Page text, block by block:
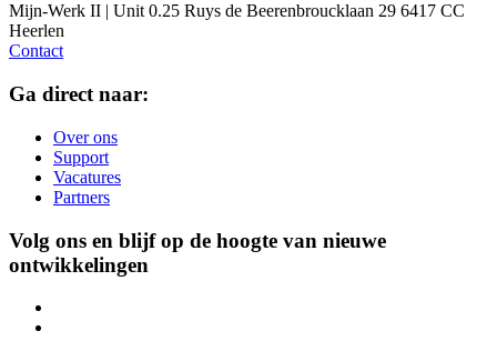
Mijn-Werk II | Unit 0.25 Ruys de Beerenbroucklaan 29 6417 CC
Heerlen
Contact
Ga direct naar:
Over ons
Support
Vacatures
Partners
Volg ons en blijf op de hoogte van nieuwe
ontwikkelingen